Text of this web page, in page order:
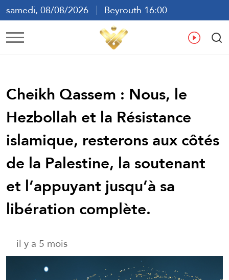
samedi, 08/08/2026
Beyrouth 16:00
ع
Cheikh Qassem : Nous, le
Hezbollah et la Résistance
islamique, resterons aux côtés
de la Palestine, la soutenant
et l’appuyant jusqu’à sa
libération complète.
il y a 5 mois